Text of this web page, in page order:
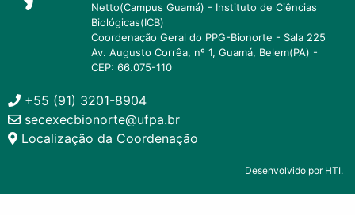
Netto(Campus Guamá) - Instituto de Ciências
Biológicas(ICB)
Coordenação Geral do PPG-Bionorte - Sala 225
Av. Augusto Corrêa, nº 1, Guamá, Belem(PA) -
CEP: 66.075-110
+55 (91) 3201-8904
secexecbionorte@ufpa.br
Localização da Coordenação
Desenvolvido por HTI.